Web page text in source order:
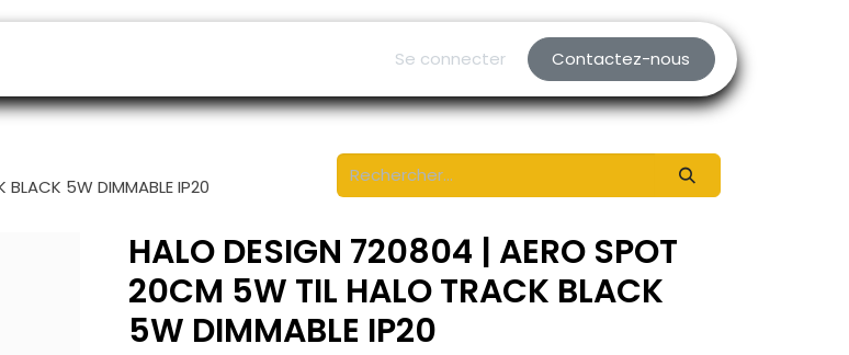
Se connecter Contactez-nous
5W DIMMABLE IP20
HALO DESIGN 720804 | AERO SPOT
20CM 5W TIL HALO TRACK BLACK
5W DIMMABLE IP20